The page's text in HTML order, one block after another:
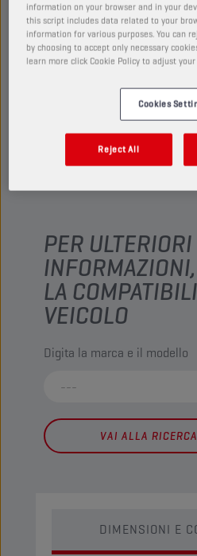
TROVA UN
TDS
PER ULTERIORI
LA
VEICOLO
Digita la marca e il modello
VAI ALLA
DIMENSIONI E
information on your browser and in your
this script includes data related to your
information for various purposes. You can
by choosing to accept only necessary
learn more click Cookie Policy to adjust
Cookies
Reject All